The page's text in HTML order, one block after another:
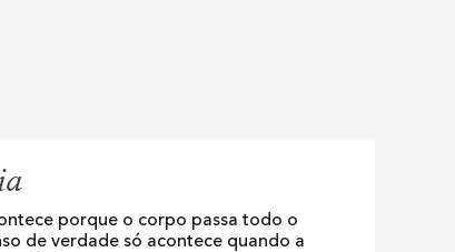
porque o corpo passa todo o
de verdade só acontece quando a